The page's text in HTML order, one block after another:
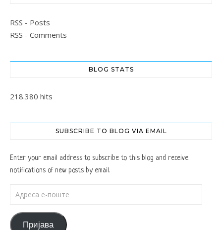
RSS - Posts
RSS - Comments
BLOG STATS
218.380 hits
SUBSCRIBE TO BLOG VIA EMAIL
Enter your email address to subscribe to this blog and receive
notifications of new posts by email.
Пријава